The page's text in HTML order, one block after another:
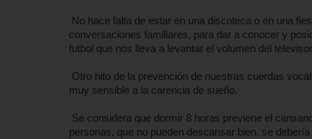
No hace falta de estar en una discoteca o en una
conversaciones familiares, para dar a conocer y
futbol que nos lleva a levantar el volumen del
Otro hito de la prevención de nuestras cuerdas
muy sensible a la carencia de sueño.
Se considera que dormir 8 horas previene el
personas, que no pueden descansar bien, se